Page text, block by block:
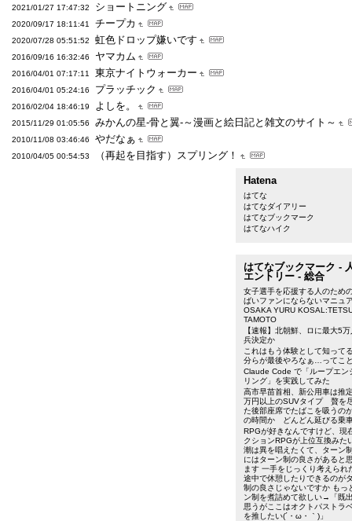
2021/01/27 17:47:32 ショートニング
2020/09/17 18:11:41 チープカ
2020/07/28 05:51:52 虹色ドロップ嫌いです
2016/09/16 16:32:46 ヤマカム
2016/04/01 07:17:11 東京ナイトウォーカー
2016/04/01 05:24:16 プラッチック
2016/02/04 18:46:19 よしを。
2015/11/29 01:05:56 みかんの星-骨と翼-～漫画と絵日記と雑文のサイト～
2010/11/08 03:46:46 やだなぁ
2010/04/05 00:54:53 （再起を目指す）スプリング！
Hatena
はてな
はてなダイアリー
はてなブックマーク
はてなハイク
はてなブックマーク -
エントリー - 総合
女子選手を応援する人のため
ばいファンにならないマニュ
OSAKA YURU
TAMOTO
【速報】北朝鮮、ロに最大5
兵決定か
これはもう体験として知って
分らが最後やろなぁ…ってこ
Claude Code で「ループエン
リング」を実践してみた
高市早苗首相、新公用車は推
万円以上のSUVタイプ 贅を
た後部座席でたばこを吸うの
の時間か どんどん延びる乗
RPGが好きなんですけど、現
クションRPGが上位互換みた
潮は異を唱えたくて、ターン
にはターン制の良さがあると
ます 一手をじっくり考えられ
途中で休憩したりできるのが
制の良さじゃないですか もっ
ン制を煮詰めて欲しい→「既
思うがここはオクトパストラ
を推したい(´・ω・｀)」